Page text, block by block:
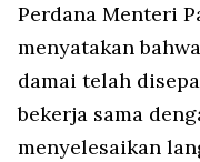
Perdana Menteri
menyatakan
damai telah
bekerja sama
menyelesaikan